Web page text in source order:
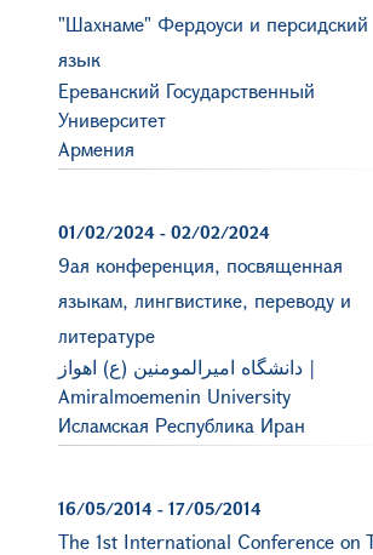
"Шахнаме" Фердоуси и персидский
язык
Ереванский Государственный
Университет
Армения
01/02/2024 - 02/02/2024
9ая конференция, посвященная
языкам, лингвистике, переводу и
литературе
دانشگاه امیرالمومنین (ع) اهواز |
Amiralmoemenin University
Исламская Республика Иран
16/05/2014 - 17/05/2014
The 1st International Conference on